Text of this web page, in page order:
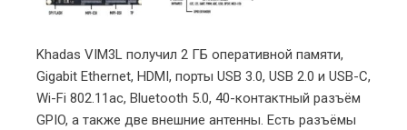
Khadas VIM3L получил 2 ГБ оперативной памяти,
Gigabit Ethernet, HDMI, порты USB 3.0, USB 2.0 и USB-C,
Wi-Fi 802.11ac, Bluetooth 5.0, 40-контактный разъём
GPIO, а также две внешние антенны. Есть разъёмы